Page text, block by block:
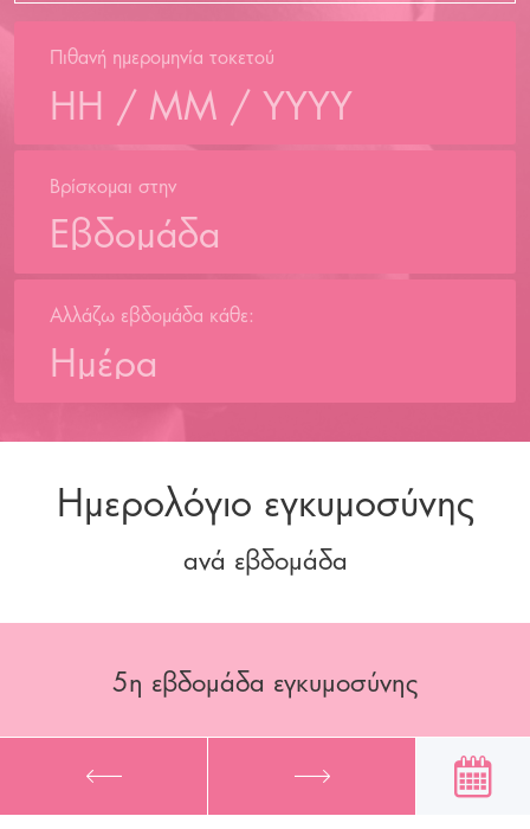
Πιθανή ημερομηνία τοκετού
Βρίσκομαι στην
Εβδομάδα
Αλλάζω εβδομάδα κάθε:
Ημέρα
Ημερολόγιο εγκυμοσύνης
ανά εβδομάδα
5η εβδομάδα εγκυμοσύνης